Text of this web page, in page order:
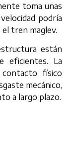
toma unas
podría
tren maglev.
están
eficientes. La
contacto físico
mecánico,
a largo plazo.